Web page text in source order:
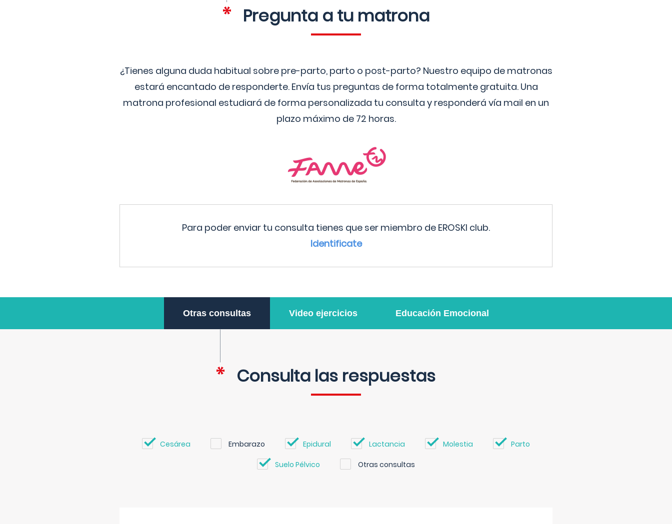
Pregunta a tu matrona
¿Tienes alguna duda habitual sobre pre-parto, parto o post-parto? Nuestro equipo de matronas
estará encantado de responderte. Envía tus preguntas de forma totalmente gratuita. Una
matrona profesional estudiará de forma personalizada tu consulta y responderá vía mail en un
plazo máximo de 72 horas.
Para poder enviar tu consulta tienes que ser miembro de EROSKI club.
Identificate
Otras consultas Video ejercicios Educación Emocional
Consulta las respuestas
Cesárea Embarazo Epidural Lactancia Molestia Parto
Suelo Pélvico Otras consultas